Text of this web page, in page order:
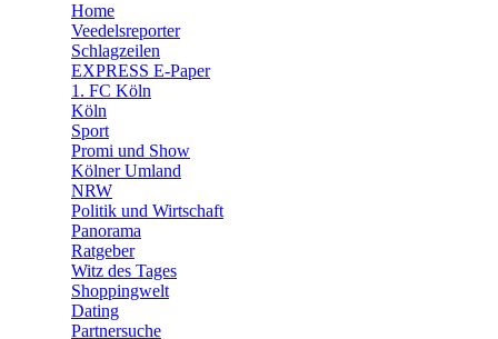
🛒 Shoppingwelt
Home
Veedelsreporter
Schlagzeilen
EXPRESS E-Paper
1. FC Köln
Köln
Sport
Promi und Show
Kölner Umland
NRW
Politik und Wirtschaft
Panorama
Ratgeber
Witz des Tages
Shoppingwelt
Dating
Partnersuche